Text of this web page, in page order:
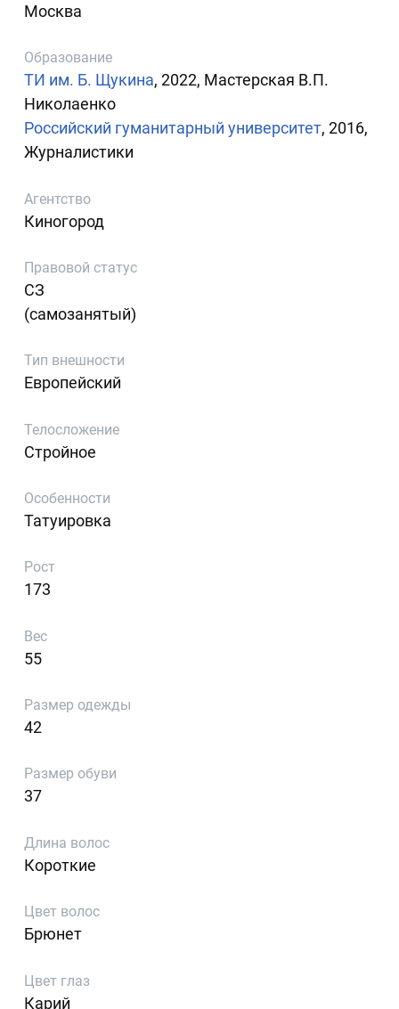
Москва
Образование
ТИ им. Б. Щукина, 2022, Мастерская В.П.
Николаенко
Российский гуманитарный университет, 2016,
Журналистики
Агентство
Киногород
Правовой статус
СЗ
(самозанятый)
Тип внешности
Европейский
Телосложение
Стройное
Особенности
Татуировка
Рост
173
Вес
55
Размер одежды
42
Размер обуви
37
Длина волос
Короткие
Цвет волос
Брюнет
Цвет глаз
Карий